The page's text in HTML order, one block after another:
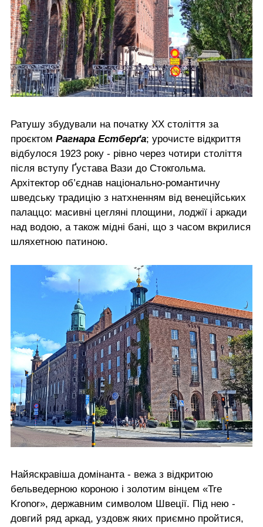
Ратушу збудували на початку ХХ століття за
проєктом Рагнара Естберґа; урочисте відкриття
відбулося 1923 року - рівно через чотири століття
після вступу Ґустава Вази до Стокгольма.
Архітектор об’єднав національно-романтичну
шведську традицію з натхненням від венеційських
палаццо: масивні цегляні площини, лоджії і аркади
над водою, а також мідні бані, що з часом вкрилися
шляхетною патиною.
Найяскравіша домінанта - вежа з відкритою
бельведерною короною і золотим вінцем «Tre
Kronor», державним символом Швеції. Під нею -
довгий ряд аркад, уздовж яких приємно пройтися,